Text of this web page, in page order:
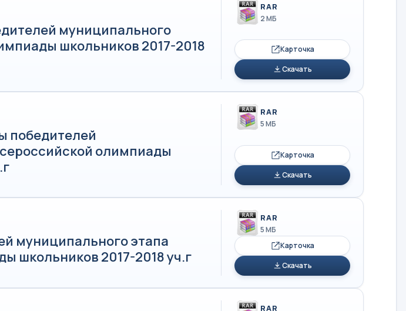
муниципального
школьников 2017-2018
RAR
2 МБ
Карточка
Скачать
победителей
олимпиады
RAR
5 МБ
Карточка
Скачать
муниципального этапа
школьников 2017-2018 уч.г
RAR
5 МБ
Карточка
Скачать
RAR